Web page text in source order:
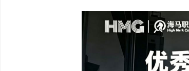
可投安全厂商、互联网大
FAQ3：海归怎么提高录取概